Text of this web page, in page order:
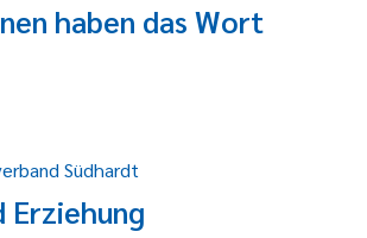
haben das Wort
Südhardt
Erziehung